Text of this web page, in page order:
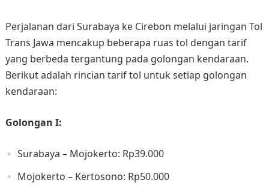
Perjalanan dari Surabaya ke Cirebon melalui jaringan Tol
Trans Jawa mencakup beberapa ruas tol dengan tarif
yang berbeda tergantung pada golongan kendaraan.
Berikut adalah rincian tarif tol untuk setiap golongan
kendaraan:​
Golongan I:
Surabaya – Mojokerto: Rp39.000​
Mojokerto – Kertosono: Rp50.000​